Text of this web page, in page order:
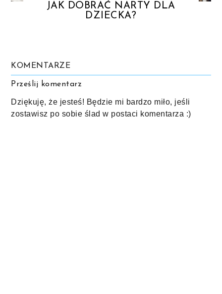
JAK DOBRAĆ NARTY DLA
DZIECKA?
KOMENTARZE
Prześlij komentarz
Dziękuję, że jesteś! Będzie mi bardzo miło, jeśli
zostawisz po sobie ślad w postaci komentarza :)